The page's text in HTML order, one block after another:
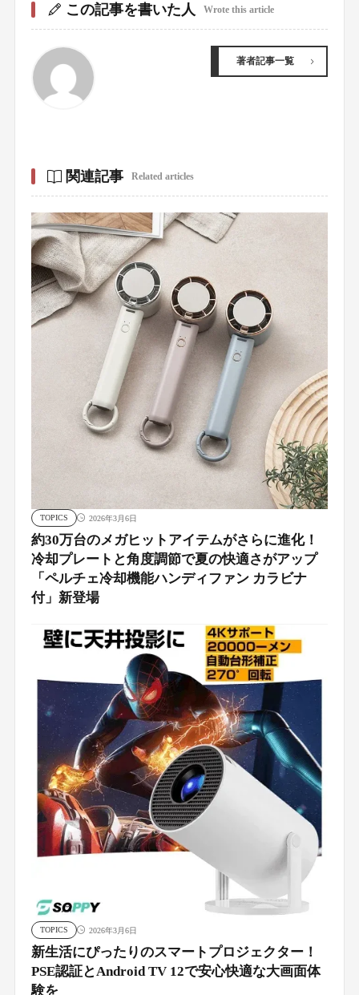
この記事を書いた人 Wrote this article
著者記事一覧
関連記事 Related articles
TOPICS 2026年3月6日
約30万台のメガヒットアイテムがさらに進化！
冷却プレートと角度調節で夏の快適さがアップ
「ペルチェ冷却機能ハンディファン カラビナ
付」新登場
TOPICS 2026年3月6日
新生活にぴったりのスマートプロジェクター！
PSE認証とAndroid TV 12で安心快適な大画面体
験を